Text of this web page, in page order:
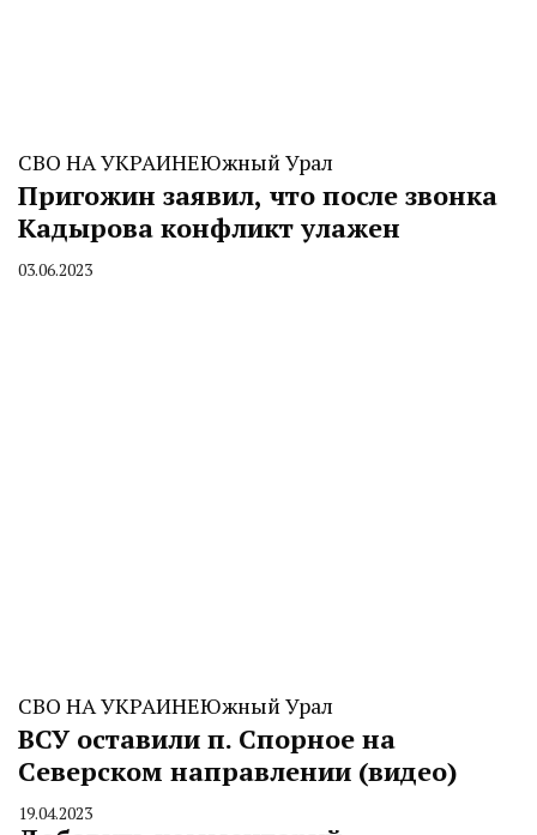
СВО НА УКРАИНЕЮжный Урал
Пригожин заявил, что после звонка
Кадырова конфликт улажен
By
03.06.2023
СВО НА УКРАИНЕЮжный Урал
ВСУ оставили п. Спорное на
Северском направлении (видео)
By
19.04.2023